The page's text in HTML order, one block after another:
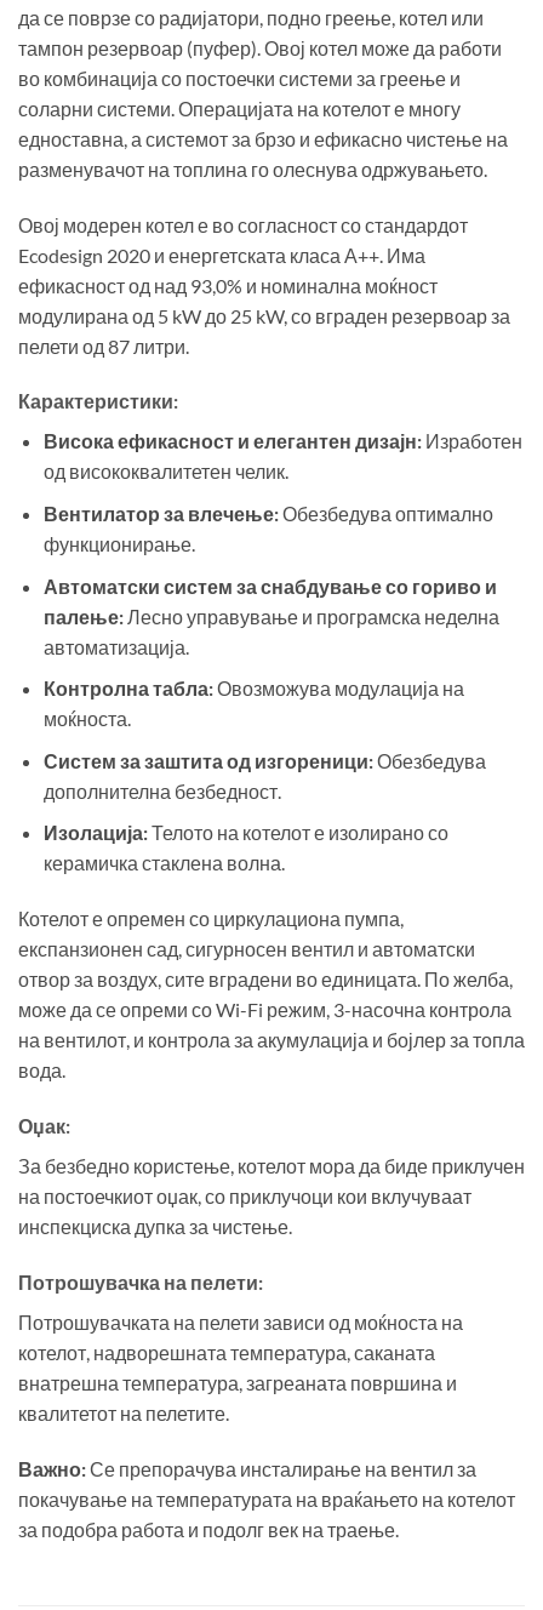
да се поврзе со радијатори, подно греење, котел или
тампон резервоар (пуфер). Овој котел може да работи
во комбинација со постоечки системи за греење и
соларни системи. Операцијата на котелот е многу
едноставна, а системот за брзо и ефикасно чистење на
разменувачот на топлина го олеснува одржувањето.
Овој модерен котел е во согласност со стандардот
Ecodesign 2020 и енергетската класа А++. Има
ефикасност од над 93,0% и номинална моќност
модулирана од 5 kW до 25 kW, со вграден резервоар за
пелети од 87 литри.
Карактеристики:
Висока ефикасност и елегантен дизајн:Изработен
од висококвалитетен челик.
Вентилатор за влечење:Обезбедува оптимално
функционирање.
Автоматски систем за снабдување со гориво и
палење:Лесно управување и програмска неделна
автоматизација.
Контролна табла:Овозможува модулација на
моќноста.
Систем за заштита од изгореници:Обезбедува
дополнителна безбедност.
Изолација:Телото на котелот е изолирано со
керамичка стаклена волна.
Котелот е опремен со циркулациона пумпа,
експанзионен сад, сигурносен вентил и автоматски
отвор за воздух, сите вградени во единицата. По желба,
може да се опреми со Wi-Fi режим, 3-насочна контрола
на вентилот, и контрола за акумулација и бојлер за топла
вода.
Оџак:
За безбедно користење, котелот мора да биде приклучен
на постоечкиот оџак, со приклучоци кои вклучуваат
инспекциска дупка за чистење.
Потрошувачка на пелети:
Потрошувачката на пелети зависи од моќноста на
котелот, надворешната температура, саканата
внатрешна температура, загреаната површина и
квалитетот на пелетите.
Важно:Се препорачува инсталирање на вентил за
покачување на температурата на враќањето на котелот
за подобра работа и подолг век на траење.